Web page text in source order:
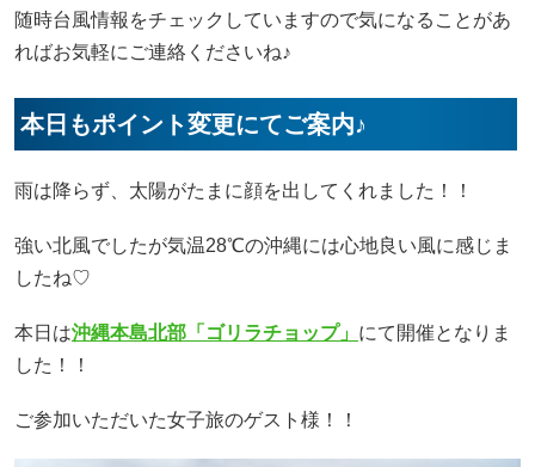
随時台風情報をチェックしていますので気になることがあ
ればお気軽にご連絡くださいね♪
本日もポイント変更にてご案内♪
雨は降らず、太陽がたまに顔を出してくれました！！
強い北風でしたが気温28℃の沖縄には心地良い風に感じま
したね♡
本日は沖縄本島北部「ゴリラチョップ」 にて開催となりま
した！！
ご参加いただいた女子旅のゲスト様！！